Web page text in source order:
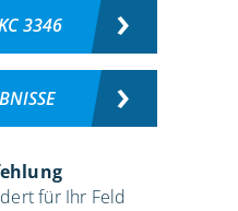
3346
für Ihr Feld